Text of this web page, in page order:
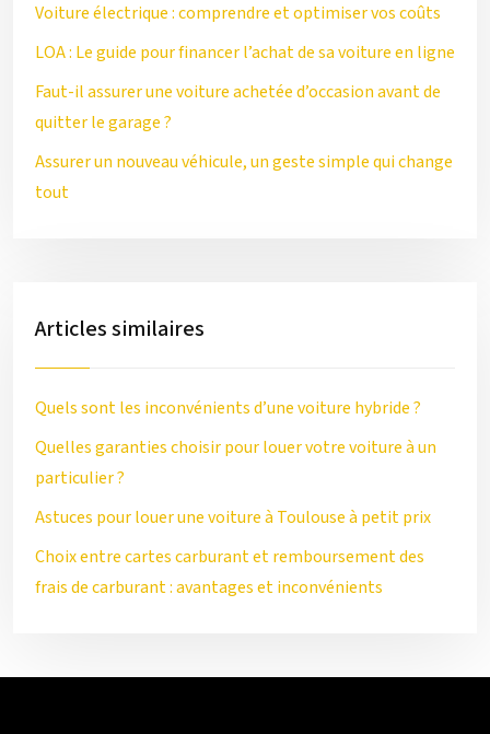
Voiture électrique : comprendre et optimiser vos coûts
LOA : Le guide pour financer l’achat de sa voiture en ligne
Faut-il assurer une voiture achetée d’occasion avant de
quitter le garage ?
Assurer un nouveau véhicule, un geste simple qui change
tout
Articles similaires
Quels sont les inconvénients d’une voiture hybride ?
Quelles garanties choisir pour louer votre voiture à un
particulier ?
Astuces pour louer une voiture à Toulouse à petit prix
Choix entre cartes carburant et remboursement des
frais de carburant : avantages et inconvénients